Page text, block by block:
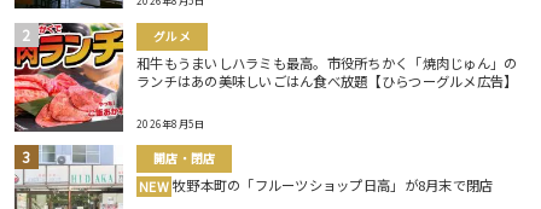
グルメ
和牛もうまいしハラミも最高。市役所ちかく「焼肉じゅん」の
ランチはあの美味しいごはん食べ放題【ひらつーグルメ広告】
2026年8月5日
開店・閉店
NEW 牧野本町の「フルーツショップ日高」が8月末で閉店